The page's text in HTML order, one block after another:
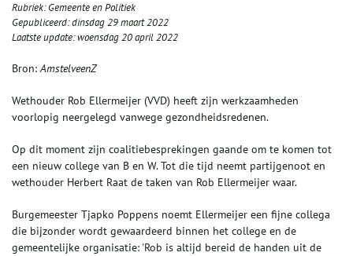
Rubriek:Gemeente en Politiek
Gepubliceerd:dinsdag 29 maart 2022
Laatste update:woensdag 20 april 2022
Bron:AmstelveenZ
Wethouder Rob Ellermeijer (VVD) heeft zijn werkzaamheden
voorlopig neergelegd vanwege gezondheidsredenen.
Op dit moment zijn coalitiebesprekingen gaande om te komen tot
een nieuw college van B en W. Tot die tijd neemt partijgenoot en
wethouder Herbert Raat de taken van Rob Ellermeijer waar.
Burgemeester Tjapko Poppens noemt Ellermeijer een fijne collega
die bijzonder wordt gewaardeerd binnen het college en de
gemeentelijke organisatie: 'Rob is altijd bereid de handen uit de